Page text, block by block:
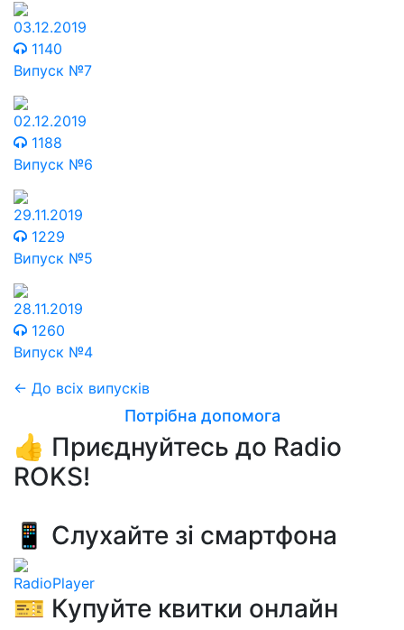
03.12.2019
1140
Випуск №7
02.12.2019
1188
Випуск №6
29.11.2019
1229
Випуск №5
28.11.2019
1260
Випуск №4
← До всіх випусків
Потрібна допомога
👍 Приєднуйтесь до Radio
ROKS!
📱 Слухайте зі смартфона
RadioPlayer
🎫 Купуйте квитки онлайн